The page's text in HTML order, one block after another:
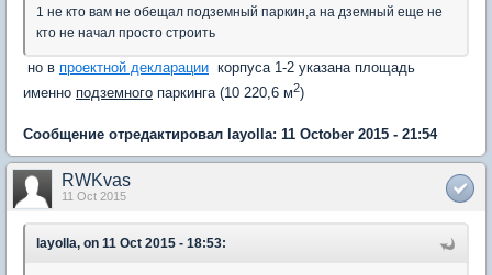
1 не кто вам не обещал подземный паркин,а на дземный еще не
кто не начал просто строить
но в проектной декларации корпуса 1-2 указана площадь
именно подземного паркинга (10 220,6 м2)
Сообщение отредактировал layolla: 11 October 2015 - 21:54
RWKvas
11 Oct 2015
layolla, on 11 Oct 2015 - 18:53: